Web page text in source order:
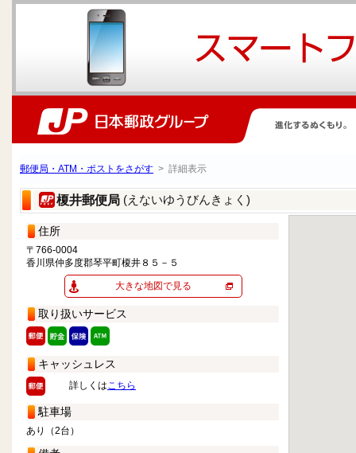
郵便局・ATM・ポストをさがす > 詳細表示
榎井郵便局 (えないゆうびんきょく)
住所
〒766-0004
香川県仲多度郡琴平町榎井８５－５
大きな地図で見る
取り扱いサービス
キャッシュレス
詳しくはこちら
駐車場
あり（2台）